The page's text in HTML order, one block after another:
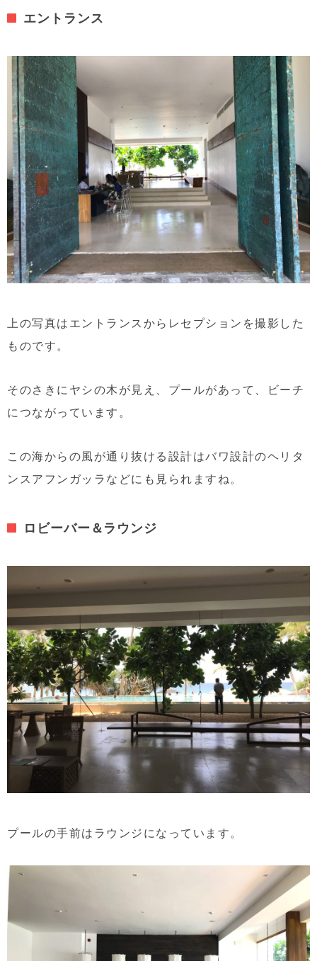
エントランス
上の写真はエントランスからレセプションを撮影した
ものです。
そのさきにヤシの木が見え、プールがあって、ビーチ
につながっています。
この海からの風が通り抜ける設計はバワ設計のヘリタ
ンスアフンガッラなどにも見られますね。
ロビーバー＆ラウンジ
プールの手前はラウンジになっています。